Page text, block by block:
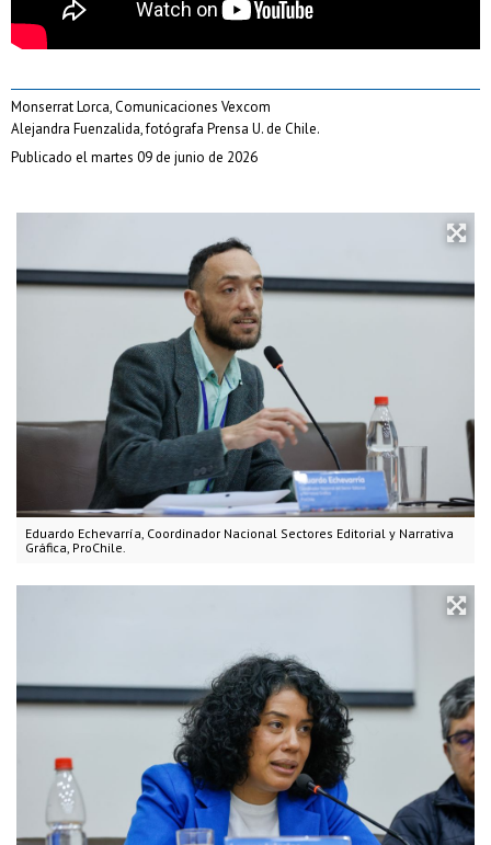
Eduardo Echevarría, Coordinador Nacional Sectores Editorial y Narrativa
Gráfica, ProChile.
Monserrat Lorca, Comunicaciones Vexcom
Alejandra Fuenzalida, fotógrafa Prensa U. de Chile.
Publicado el martes 09 de junio de 2026